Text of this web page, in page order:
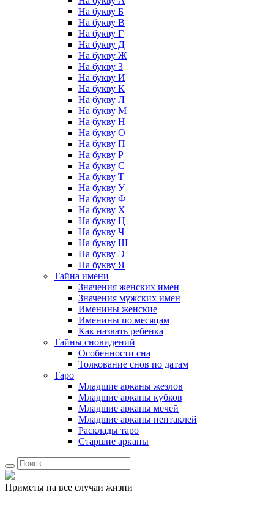
На букву Б
На букву В
На букву Г
На букву Д
На букву Ж
На букву З
На букву И
На букву К
На букву Л
На букву М
На букву Н
На букву О
На букву П
На букву Р
На букву С
На букву Т
На букву У
На букву Ф
На букву Х
На букву Ц
На букву Ч
На букву Ш
На букву Э
На букву Я
Тайна имени
Значения женских имен
Значения мужских имен
Именины женские
Именины по месяцам
Как назвать ребенка
Тайны сновидений
Особенности сна
Толкование снов по датам
Таро
Младшие арканы жезлов
Младшие арканы кубков
Младшие арканы мечей
Младшие арканы пентаклей
Расклады таро
Старшие арканы
Приметы на все случаи жизни